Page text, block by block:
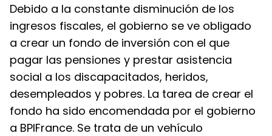
Debido a la constante disminución de los
ingresos fiscales, el gobierno se ve obligado
a crear un fondo de inversión con el que
pagar las pensiones y prestar asistencia
social a los discapacitados, heridos,
desempleados y pobres. La tarea de crear el
fondo ha sido encomendada por el gobierno
a BPIFrance. Se trata de un vehículo